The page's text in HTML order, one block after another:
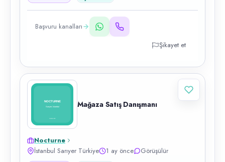
Başvuru kanalları
Şikayet et
Mağaza Satış Danışmanı
Nocturne
İstanbul Sarıyer Türkiye
1 ay önce Görüşülür